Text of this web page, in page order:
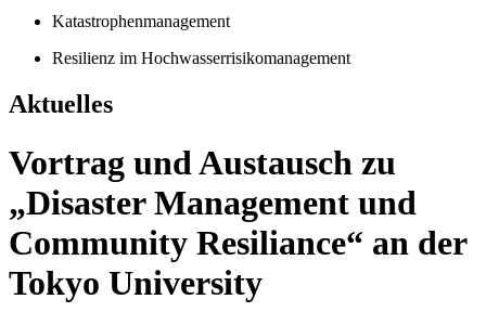
Katastrophenmanagement
Resilienz im Hochwasserrisikomanagement
Aktuelles
Vortrag und Austausch zu
„Disaster Management und
Community Resiliance“ an der
Tokyo University